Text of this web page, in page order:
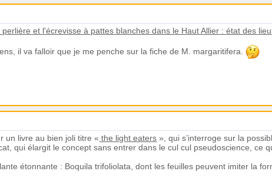
perlière et l'écrevisse à pattes blanches dans le Haut Allier : état des lieu
il va falloir que je me penche sur la fiche de M. margaritifera.
un livre au bien joli titre « the light eaters », qui s’interroge sur la
qui élargit le concept sans entrer dans le cul cul pseudoscience, ce
étonnante : Boquila trifoliolata, dont les feuilles peuvent imiter la